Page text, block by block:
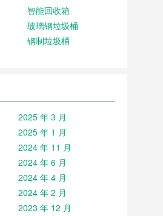
智能回收箱
玻璃钢垃圾桶
钢制垃圾桶
2025 年 3 月
2025 年 1 月
2024 年 11 月
2024 年 6 月
2024 年 4 月
2024 年 2 月
2023 年 12 月